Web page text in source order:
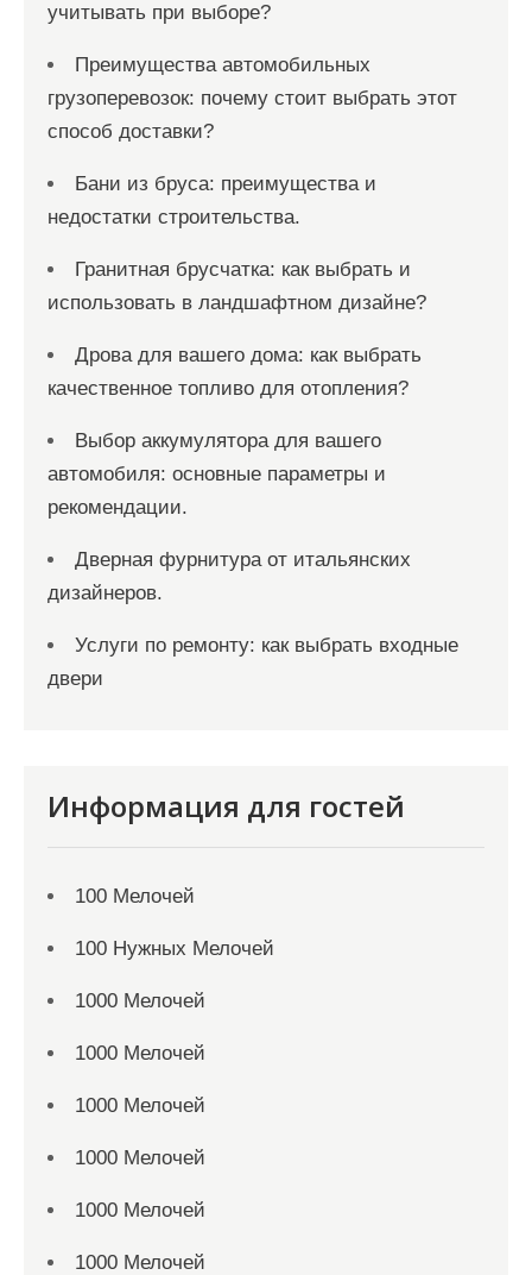
учитывать при выборе?
Преимущества автомобильных
грузоперевозок: почему стоит выбрать этот
способ доставки?
Бани из бруса: преимущества и
недостатки строительства.
Гранитная брусчатка: как выбрать и
использовать в ландшафтном дизайне?
Дрова для вашего дома: как выбрать
качественное топливо для отопления?
Выбор аккумулятора для вашего
автомобиля: основные параметры и
рекомендации.
Дверная фурнитура от итальянских
дизайнеров.
Услуги по ремонту: как выбрать входные
двери
Информация для гостей
100 Мелочей
100 Нужных Мелочей
1000 Мелочей
1000 Мелочей
1000 Мелочей
1000 Мелочей
1000 Мелочей
1000 Мелочей